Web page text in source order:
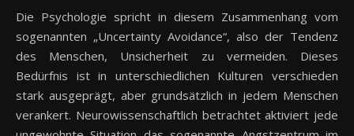
Die Psychologie spricht in diesem Zusammenhang vom
sogenannten „Uncertainty Avoidance“, also der Tendenz
des Menschen, Unsicherheit zu vermeiden. Dieses
Bedürfnis ist in unterschiedlichen Kulturen verschieden
stark ausgeprägt, aber grundsätzlich in jedem Menschen
verankert. Neurowissenschaftlich betrachtet aktiviert jede